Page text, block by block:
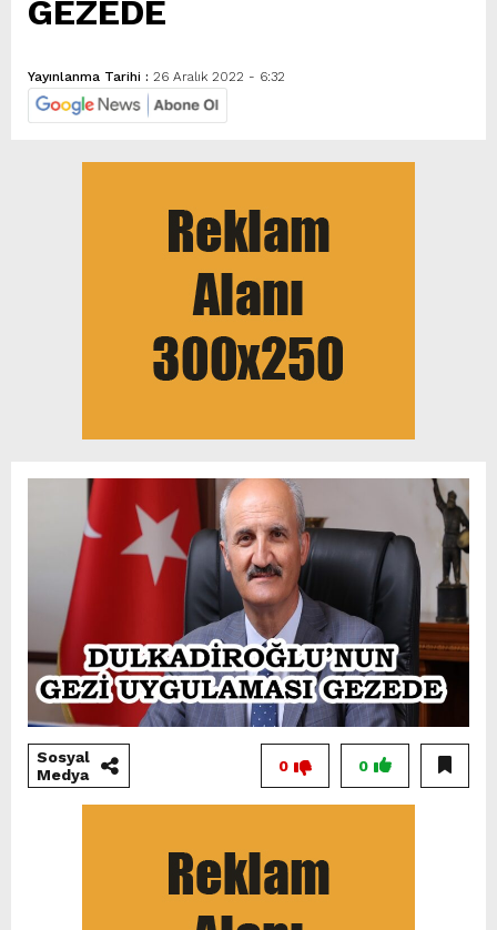
GEZEDE
Yayınlanma Tarihi : 26 Aralık 2022 - 6:32
Sosyal
Medya
0
0